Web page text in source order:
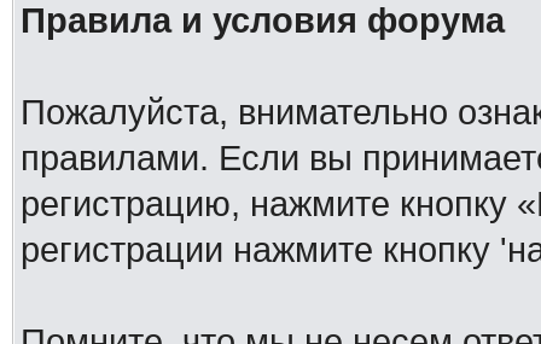
Правила и условия форума
Пожалуйста, внимательно
правилами. Если вы
регистрацию, нажмите кнопку
регистрации нажмите кнопку